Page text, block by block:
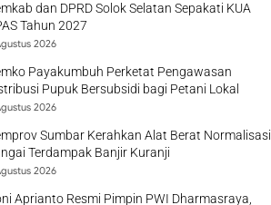
dan DPRD Solok Selatan Sepakati KUA
Tahun 2027
2026
Payakumbuh Perketat Pengawasan
Pupuk Bersubsidi bagi Petani Lokal
2026
Sumbar Kerahkan Alat Berat Normalisasi
Terdampak Banjir Kuranji
2026
Aprianto Resmi Pimpin PWI Dharmasraya,